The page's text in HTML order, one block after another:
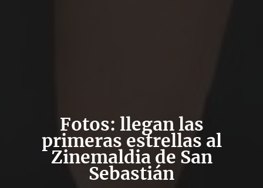
Fotos: llegan las
primeras estrellas al
Zinemaldia de San
Sebastián